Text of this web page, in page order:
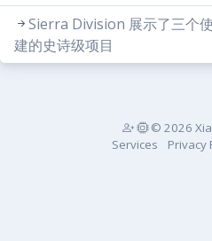
Sierra Division 展示了三个
建的史诗级项目
© 2026
Services
Privacy